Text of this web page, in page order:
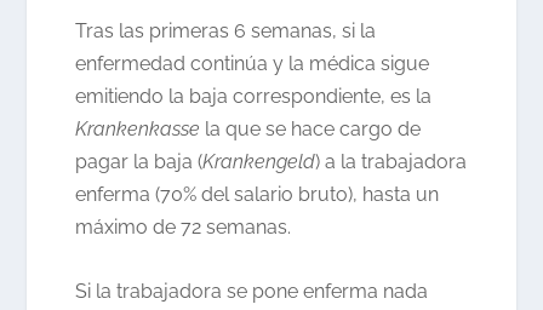
Tras las primeras 6 semanas, si la
enfermedad continúa y la médica sigue
emitiendo la baja correspondiente, es la
Krankenkasse la que se hace cargo de
pagar la baja (Krankengeld) a la trabajadora
enferma (70% del salario bruto), hasta un
máximo de 72 semanas.
Si la trabajadora se pone enferma nada